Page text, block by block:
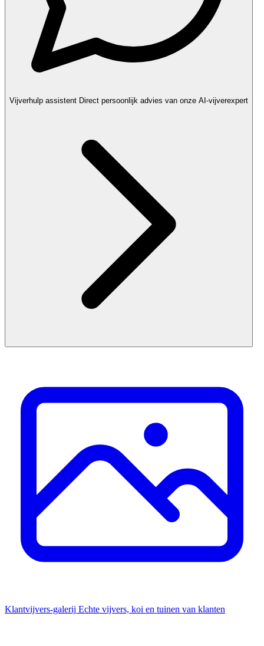
Vijverhulp assistent Direct persoonlijk advies van onze AI-vijverexpert
Klantvijvers-galerij Echte vijvers, koi en tuinen van klanten